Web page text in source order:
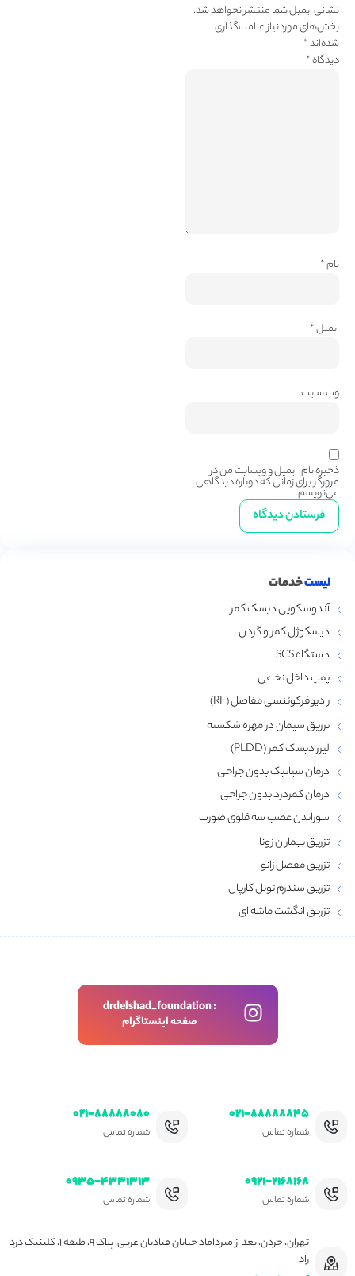
نشانی ایمیل شما منتشر نخواهد شد.
بخش‌های موردنیاز علامت‌گذاری
شده‌اند*
دیدگاه*
نام*
ایمیل*
وب‌ سایت
ذخیره نام، ایمیل و وبسایت من در
مرورگر برای زمانی که دوباره دیدگاهی
می‌نویسم.
لیستخدمات
آندوسکوپی دیسک کمر
دیسکوژل کمر و گردن
دستگاه SCS
پمپ داخل نخاعی
رادیوفرکوئنسی مفاصل (RF)
تزریق سیمان در مهره شکسته
لیزر دیسک کمر (PLDD)
درمان سیاتیک بدون جراحی
درمان کمردرد بدون جراحی
سوزاندن عصب سه قلوی صورت
تزریق بیماران زونا
تزریق مفصل زانو
تزریق سندرم تونل کارپال
تزریق انگشت ماشه‌ ای
drdelshad_foundation :
صفحه اینستاگرام
۰۲۱-۸۸۸۸۸۸۴۵
شماره تماس
۰۲۱-۸۸۸۸۸۰۸۰
شماره تماس
۰۹۲۱-۲۱۶۸۱۶۸
شماره تماس
۰۹۳۵-۴۳۳۱۳۱۳
شماره تماس
تهران، جردن، بعد از میرداماد خیابان قبادیان غربی، پلاک ۹، طبقه ۱، کلینیک درد
راد